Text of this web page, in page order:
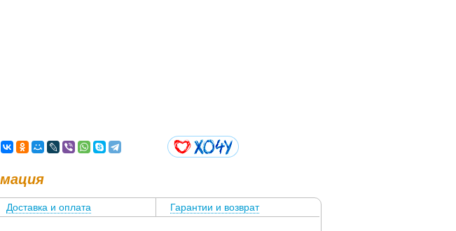
Доставка и оплата Гарантии и возврат